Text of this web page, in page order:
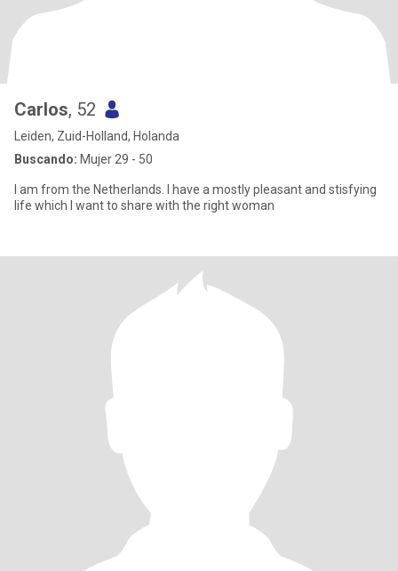
Carlos, 52
Leiden, Zuid-Holland, Holanda
Buscando: Mujer 29 - 50
I am from the Netherlands. I have a mostly pleasant and stisfying
life which I want to share with the right woman